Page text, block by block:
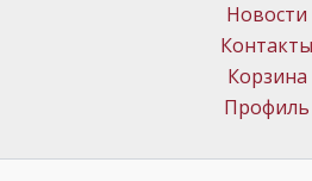
Новости
Контакты
Корзина
Профиль